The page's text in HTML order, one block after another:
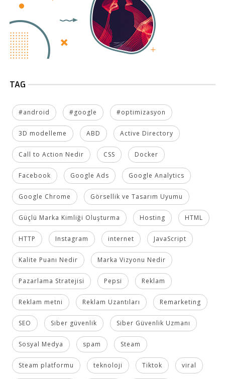
TAG
#android #google #optimizasyon
3D modelleme ABD Active Directory
Call to Action Nedir CSS Docker
Facebook Google Ads Google Analytics
Google Chrome Görsellik ve Tasarım Uyumu
Güçlü Marka Kimliği Oluşturma Hosting HTML
HTTP Instagram internet JavaScript
Kalite Puanı Nedir Marka Vizyonu Nedir
Pazarlama Stratejisi Pepsi Reklam
Reklam metni Reklam Uzantıları Remarketing
SEO Siber güvenlik Siber Güvenlik Uzmanı
Sosyal Medya spam Steam
Steam platformu teknoloji Tiktok viral